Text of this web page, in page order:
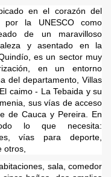
en el corazón del
por la UNESCO como
de un maravilloso
y asentado en la
es un sector muy
en un entorno
del departamento, Villas
caimo - La Tebaida y su
sus vías de acceso
de Cauca y Pereira. En
lo que necesita:
vías para deporte,
otros,
sala, comedor